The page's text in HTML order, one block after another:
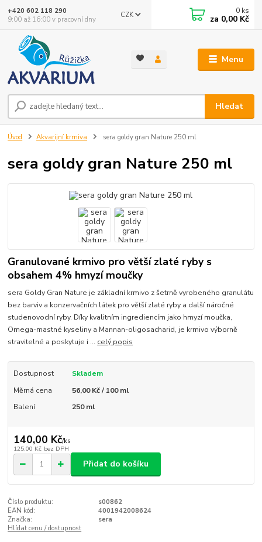
Menu
CZK
Hledat
+420 602 118 290
9:00 až 16:00 v pracovní dny
0 ks
za 0,00 Kč
Úvod Akvarijní krmiva sera goldy gran Nature 250 ml
sera goldy gran Nature 250 ml
Granulované krmivo pro větší zlaté ryby s
obsahem 4% hmyzí moučky
sera Goldy Gran Nature je základní krmivo z šetrně vyrobeného granulátu
bez barviv a konzervačních látek pro větší zlaté ryby a další náročné
studenovodní ryby. Díky kvalitním ingrediencím jako hmyzí moučka,
Omega-mastné kyseliny a Mannan-oligosacharid, je krmivo výborně
stravitelné a poskytuje i ... celý popis
Dostupnost
Skladem
Měrná cena
56,00 Kč / 100 ml
Balení
250 ml
140,00 Kč/ks
125,00 Kč bez DPH
Přidat do košíku
Číslo produktu:
s00862
EAN kód:
4001942008624
Značka:
sera
Hlídat cenu / dostupnost